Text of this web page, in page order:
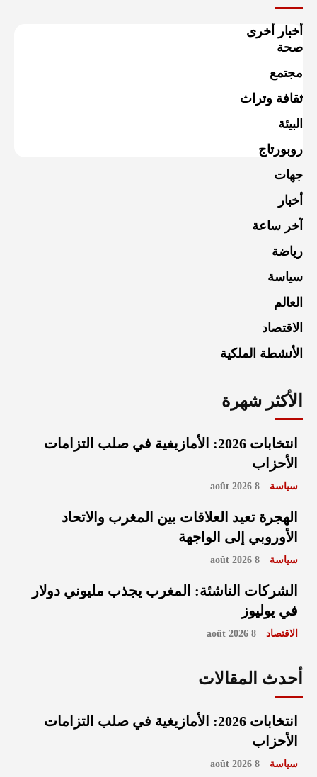
أخبار أخرى
صحة
مجتمع
ثقافة وتراث
البيئة
روبورتاج
جهات
أخبار
آخر ساعة
رياضة
سياسة
العالم
الاقتصاد
الأنشطة الملكية
الأكثر شهرة
انتخابات 2026: الأمازيغية في صلب التزامات
الأحزاب
سياسة 8 août 2026
الهجرة تعيد العلاقات بين المغرب والاتحاد
الأوروبي إلى الواجهة
سياسة 8 août 2026
الشركات الناشئة: المغرب يجذب مليوني دولار
في يوليوز
الاقتصاد 8 août 2026
أحدث المقالات
انتخابات 2026: الأمازيغية في صلب التزامات
الأحزاب
سياسة 8 août 2026